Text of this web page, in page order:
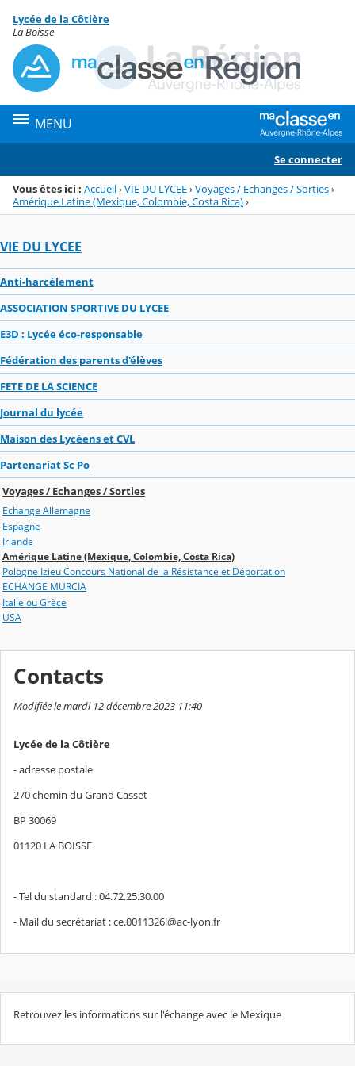
Menu de la rubrique
Contenu
Lycée de la Côtière
La Boisse
MENU
Se connecter
Vous êtes ici : Accueil›VIE DU LYCEE›Voyages / Echanges / Sorties›
Amérique Latine (Mexique, Colombie, Costa Rica)›
VIE DU LYCEE
Anti-harcèlement
ASSOCIATION SPORTIVE DU LYCEE
E3D : Lycée éco-responsable
Fédération des parents d'élèves
FETE DE LA SCIENCE
Journal du lycée
Maison des Lycéens et CVL
Partenariat Sc Po
Voyages / Echanges / Sorties
Echange Allemagne
Espagne
Irlande
Amérique Latine (Mexique, Colombie, Costa Rica)
Pologne Izieu Concours National de la Résistance et Déportation
ECHANGE MURCIA
Italie ou Grèce
USA
Contacts
Modifiée le mardi 12 décembre 2023 11:40
Lycée de la Côtière
- adresse postale
270 chemin du Grand Casset
BP 30069
01120 LA BOISSE
- Tel du standard : 04.72.25.30.00
- Mail du secrétariat : ce.0011326l@ac-lyon.fr
Retrouvez les informations sur l'échange avec le Mexique